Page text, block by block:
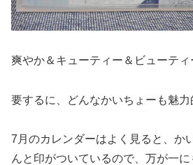
爽やか＆キューティー＆ビューティ
要するに、どんなかいちょーも魅力
7月のカレンダーはよく見ると、か
んと印がついているので、万が一